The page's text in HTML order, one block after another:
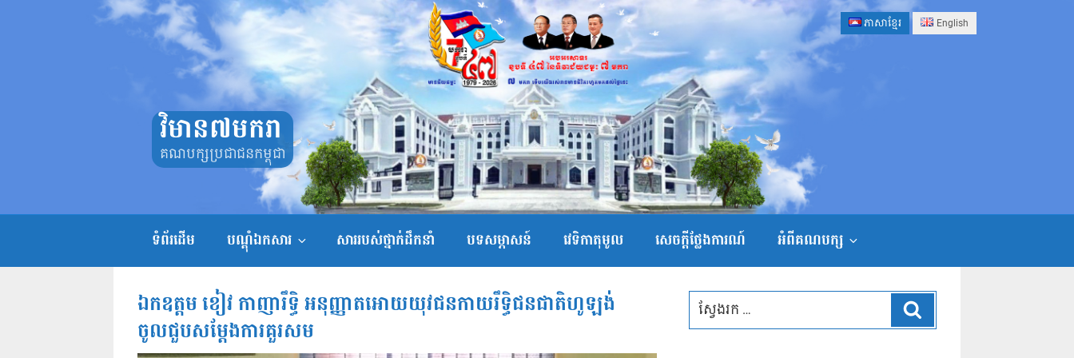
ភាសាខ្មែរ English
វិមាន៧មករា
គណបក្សប្រជាជនកម្ពុជា
ទំព័រដើម បណ្តុំឯកសារ សាររបស់ថ្នាក់ដឹកនាំ បទសម្ភាសន៍ វេទិកាតុមូល សេចក្ដីថ្លែងការណ៍ អំពីគណបក្ស
ឯកឧត្តម ខៀវ កាញារឹទ្ធិ អនុញ្ញាតអោយយុវជនកាយរឹទ្ធិជនជាតិហូឡង់
ចូលជួបសម្តែងការគួរសម